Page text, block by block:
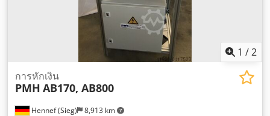
1 /2
Hennef (Sieg) 8,913 km
การหักเงิน
PMH AB170, AB800